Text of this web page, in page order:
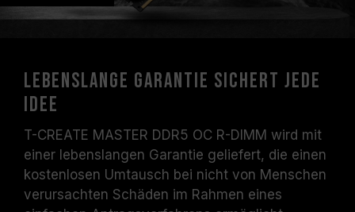
Lebenslange Garantie sichert jede
Idee
T-CREATE MASTER DDR5 OC R-DIMM wird mit
einer lebenslangen Garantie geliefert, die einen
kostenlosen Umtausch bei nicht von Menschen
verursachten Schäden im Rahmen eines